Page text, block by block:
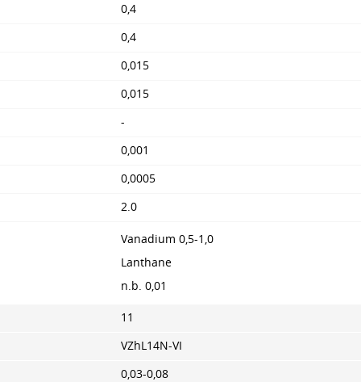
0,4
0,4
0,015
0,015
-
0,001
0,0005
2.0
Vanadium 0,5-1,0
Lanthane
n.b. 0,01
11
VZhL14N-VI
0,03-0,08